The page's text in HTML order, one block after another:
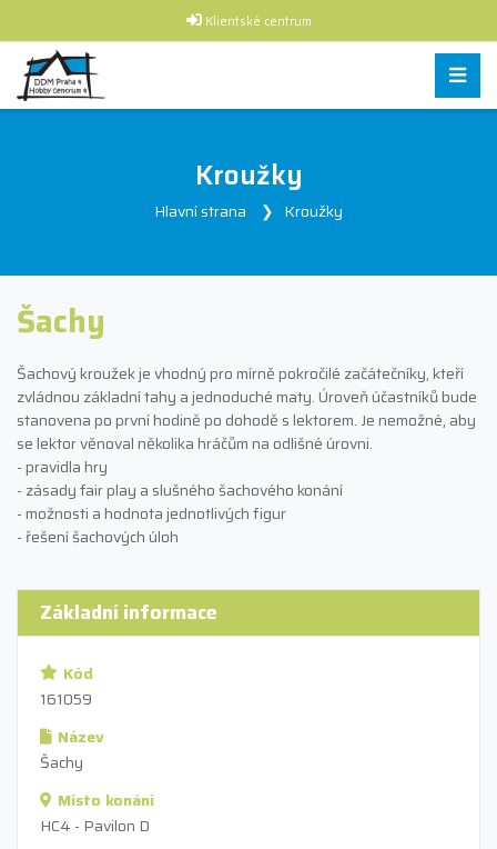
Klientské centrum
Kroužky
Hlavní strana Kroužky
Šachy
Šachový kroužek je vhodný pro mírně pokročilé začátečníky, kteří
zvládnou základní tahy a jednoduché maty. Úroveň účastníků bude
stanovena po první hodině po dohodě s lektorem. Je nemožné, aby
se lektor věnoval několika hráčům na odlišné úrovni.
- pravidla hry
- zásady fair play a slušného šachového konání
- možnosti a hodnota jednotlivých figur
- řešení šachových úloh
Základní informace
Kód
161059
Název
Šachy
Místo konání
HC4 - Pavilon D